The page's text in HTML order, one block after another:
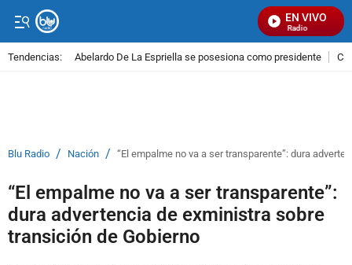
EN VIVO
Señal Visual Radio
Tendencias: Abelardo De La Espriella se posesiona como presidente
Blu Radio / Nación / “El empalme no va a ser transparente”: dura
“El empalme no va a ser transparente”:
dura advertencia de exministra sobre
transición de Gobierno